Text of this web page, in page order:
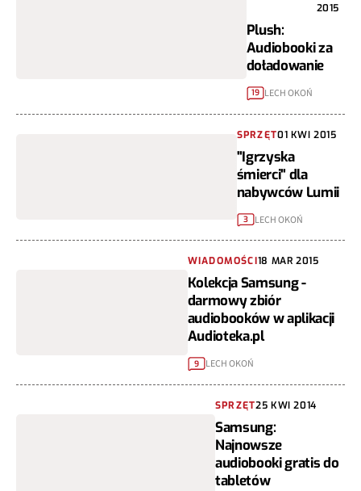
2015
Plush:
Audiobooki za
doładowanie
19 LECH OKOŃ
SPRZĘT01 KWI 2015
"Igrzyska
śmierci" dla
nabywców Lumii
3 LECH OKOŃ
WIADOMOŚCI18 MAR 2015
Kolekcja Samsung -
darmowy zbiór
audiobooków w aplikacji
Audioteka.pl
9 LECH OKOŃ
SPRZĘT25 KWI 2014
Samsung:
Najnowsze
audiobooki gratis do
tabletów